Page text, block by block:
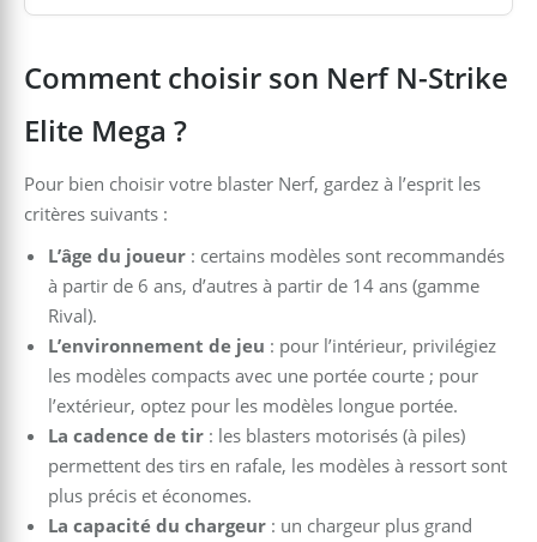
Comment choisir son Nerf N-Strike
Elite Mega ?
Pour bien choisir votre blaster Nerf, gardez à l’esprit les
critères suivants :
L’âge du joueur : certains modèles sont recommandés
à partir de 6 ans, d’autres à partir de 14 ans (gamme
Rival).
L’environnement de jeu : pour l’intérieur, privilégiez
les modèles compacts avec une portée courte ; pour
l’extérieur, optez pour les modèles longue portée.
La cadence de tir : les blasters motorisés (à piles)
permettent des tirs en rafale, les modèles à ressort sont
plus précis et économes.
La capacité du chargeur : un chargeur plus grand